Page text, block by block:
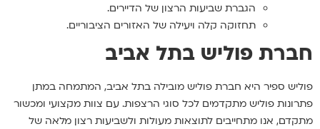
הגברת שביעות הרצון של הדיירים.
תחזוקה קלה ויעילה של האזורים הציבוריים.
חברת פוליש בתל אביב
פוליש ספיר היא חברת פוליש מובילה בתל אביב, המתמחה במתן
פתרונות פוליש מתקדמים לכל סוגי הרצפות. עם צוות מקצועי ומכשור
מתקדם, אנו מתחייבים לתוצאות מעולות ולשביעות רצון מלאה של